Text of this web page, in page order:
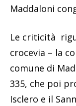
Maddaloni
Le criticità
crocevia – la
comune di
335, che poi
Isclero e il